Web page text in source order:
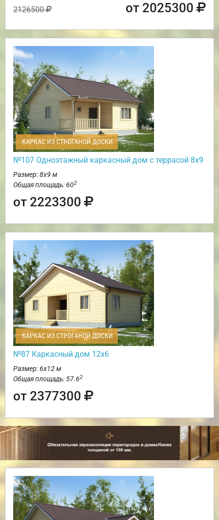
2126500 от 2025300
КАРКАС ИЗ СТРОГАНОЙ ДОСКИ
№107 Одноэтажный каркасный дом с террасой 8х9
Размер: 8х9 м
Общая площадь: 602
от 2223300
КАРКАС ИЗ СТРОГАНОЙ ДОСКИ
№87 Каркасный дом 12х6
Размер: 6х12 м
Общая площадь: 57.62
от 2377300